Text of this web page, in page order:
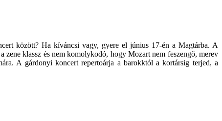
között? Ha kíváncsi vagy, gyere el június 17-én a Magtárba. A
klassz és nem komolykodó, hogy Mozart nem feszengő, merev
A gárdonyi koncert repertoárja a barokktól a kortársig terjed, a